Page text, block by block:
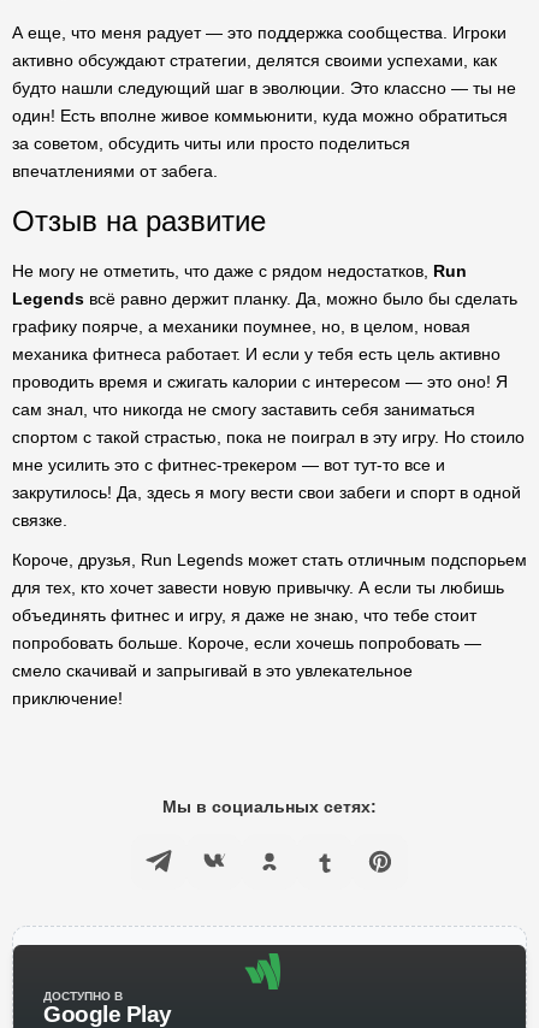
А еще, что меня радует — это поддержка сообщества. Игроки
активно обсуждают стратегии, делятся своими успехами, как
будто нашли следующий шаг в эволюции. Это классно — ты не
один! Есть вполне живое коммьюнити, куда можно обратиться
за советом, обсудить читы или просто поделиться
впечатлениями от забега.
Отзыв на развитие
Не могу не отметить, что даже с рядом недостатков, Run
Legends всё равно держит планку. Да, можно было бы сделать
графику поярче, а механики поумнее, но, в целом, новая
механика фитнеса работает. И если у тебя есть цель активно
проводить время и сжигать калории с интересом — это оно! Я
сам знал, что никогда не смогу заставить себя заниматься
спортом с такой страстью, пока не поиграл в эту игру. Но стоило
мне усилить это с фитнес-трекером — вот тут-то все и
закрутилось! Да, здесь я могу вести свои забеги и спорт в одной
связке.
Короче, друзья, Run Legends может стать отличным подспорьем
для тех, кто хочет завести новую привычку. А если ты любишь
объединять фитнес и игру, я даже не знаю, что тебе стоит
попробовать больше. Короче, если хочешь попробовать —
смело скачивай и запрыгивай в это увлекательное
приключение!
Мы в социальных сетях:
ДОСТУПНО В
Google Play